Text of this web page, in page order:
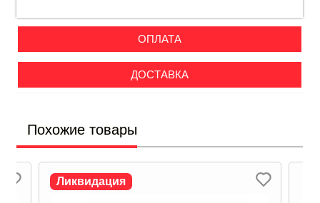
ОПЛАТА
ДОСТАВКА
Похожие товары
Ликвидация